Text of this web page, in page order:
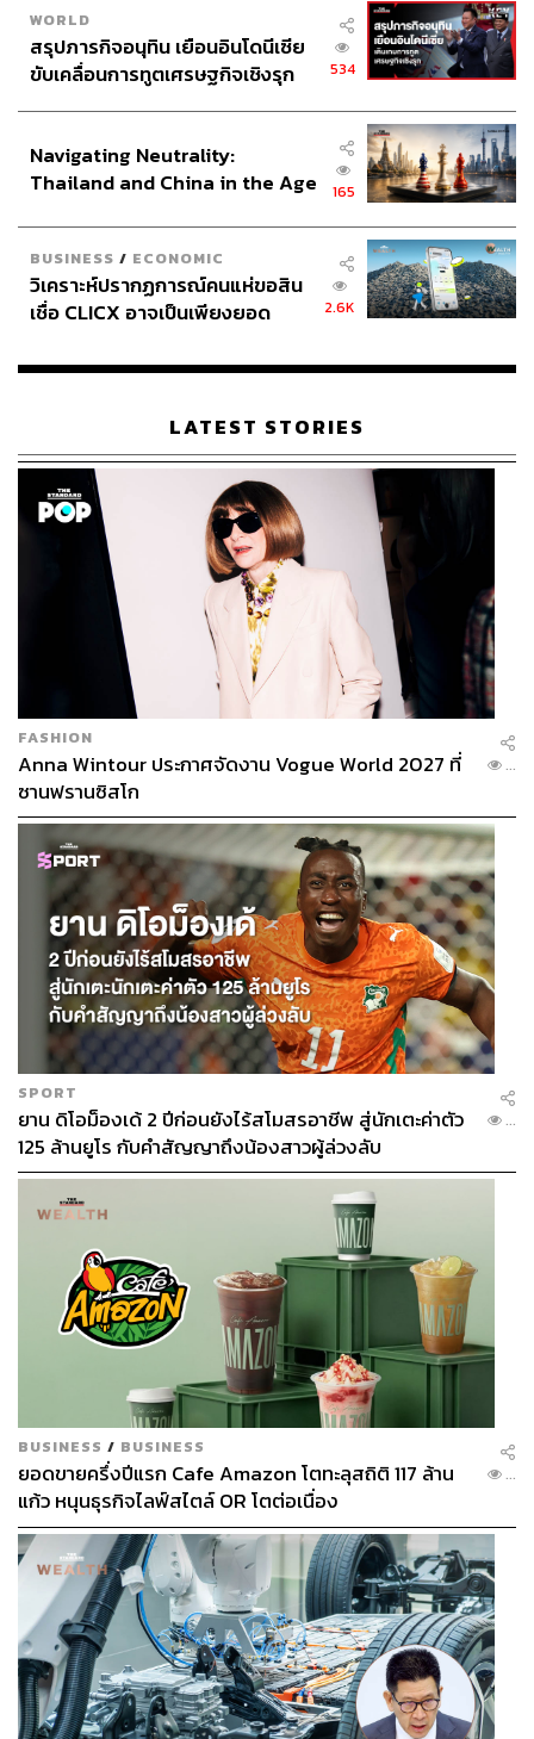
WORLD
สรุปภารกิจอนุทิน เยือนอินโดนีเซีย
ขับเคลื่อนการทูตเศรษฐกิจเชิงรุก
534
Navigating Neutrality:
Thailand and China in the Age
165
BUSINESS / ECONOMIC
วิเคราะห์ปรากฏการณ์คนแห่ขอสิน
เชื่อ CLICX อาจเป็นเพียงยอด
เรือนไทยที่ถูกซุกไว้
2.6K
LATEST STORIES
FASHION
Anna Wintour ประกาศจัดงาน Vogue World 2027 ที่
ซานฟรานซิสโก
...
SPORT
ยาน ดิโอม็องเด้ 2 ปีก่อนยังไร้สโมสรอาชีพ สู่นักเตะค่าตัว
125 ล้านยูโร กับคำสัญญาถึงน้องสาวผู้ล่วงลับ
...
BUSINESS / BUSINESS
ยอดขายครึ่งปีแรก Cafe Amazon โตทะลุสถิติ 117 ล้าน
แก้ว หนุนธุรกิจไลฟ์สไตล์ OR โตต่อเนื่อง
...